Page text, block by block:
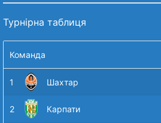
Турнірна таблиця
Команда
1 Шахтар
2 Карпати